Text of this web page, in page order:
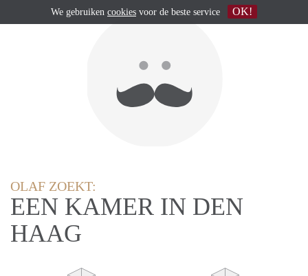
OLAF ZOEKT:
EEN KAMER IN DEN
HAAG
We gebruiken cookies voor de beste service OK!